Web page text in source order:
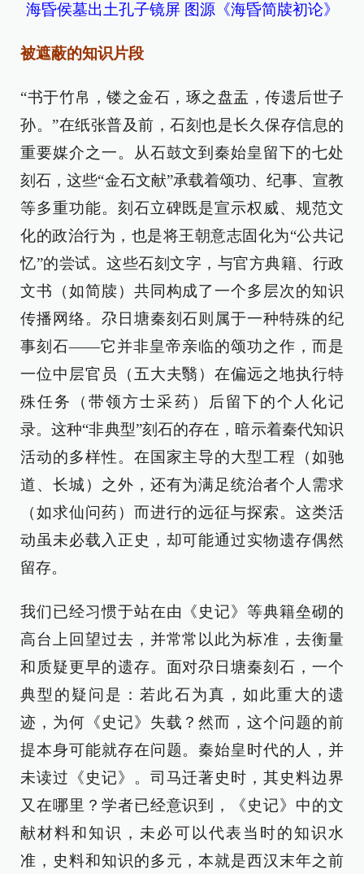
海昏侯墓出土孔子镜屏 图源《海昏简牍初论》
被遮蔽的知识片段
“书于竹帛，镂之金石，琢之盘盂，传遗后世子
孙。”在纸张普及前，石刻也是长久保存信息的
重要媒介之一。从石鼓文到秦始皇留下的七处
刻石，这些“金石文献”承载着颂功、纪事、宣教
等多重功能。刻石立碑既是宣示权威、规范文
化的政治行为，也是将王朝意志固化为“公共记
忆”的尝试。这些石刻文字，与官方典籍、行政
文书（如简牍）共同构成了一个多层次的知识
传播网络。尕日塘秦刻石则属于一种特殊的纪
事刻石——它并非皇帝亲临的颂功之作，而是
一位中层官员（五大夫翳）在偏远之地执行特
殊任务（带领方士采药）后留下的个人化记
录。这种“非典型”刻石的存在，暗示着秦代知识
活动的多样性。在国家主导的大型工程（如驰
道、长城）之外，还有为满足统治者个人需求
（如求仙问药）而进行的远征与探索。这类活
动虽未必载入正史，却可能通过实物遗存偶然
留存。
我们已经习惯于站在由《史记》等典籍垒砌的
高台上回望过去，并常常以此为标准，去衡量
和质疑更早的遗存。面对尕日塘秦刻石，一个
典型的疑问是：若此石为真，如此重大的遗
迹，为何《史记》失载？然而，这个问题的前
提本身可能就存在问题。秦始皇时代的人，并
未读过《史记》。司马迁著史时，其史料边界
又在哪里？学者已经意识到，《史记》中的文
献材料和知识，未必可以代表当时的知识水
准，史料和知识的多元，本就是西汉末年之前